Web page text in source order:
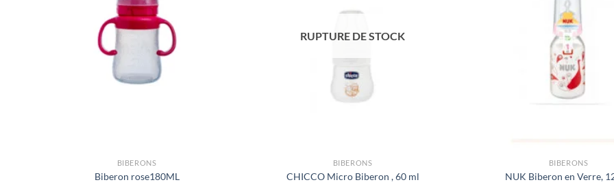
BIBERONS
Biberon rose180ML
RUPTURE DE STOCK
BIBERONS
CHICCO Micro Biberon , 60 ml
BIBERONS
NUK Biberon en Verre,